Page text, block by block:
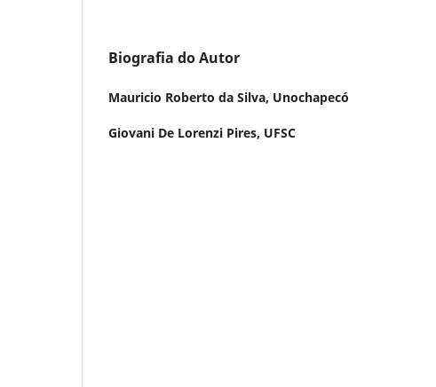
Biografia do Autor
Mauricio Roberto da Silva, Unochapecó
Giovani De Lorenzi Pires, UFSC